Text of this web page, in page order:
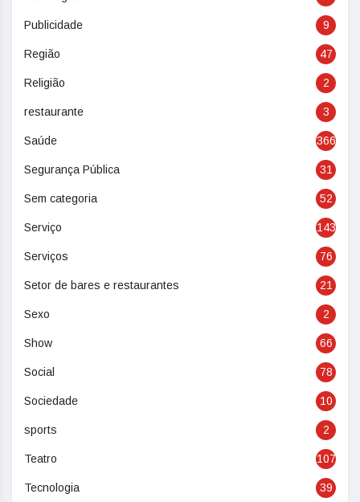
Publicidade 9
Região 47
Religião 2
restaurante 3
Saúde 366
Segurança Pública 31
Sem categoria 52
Serviço 143
Serviços 76
Setor de bares e restaurantes 21
Sexo 2
Show 66
Social 78
Sociedade 10
sports 2
Teatro 107
Tecnologia 39